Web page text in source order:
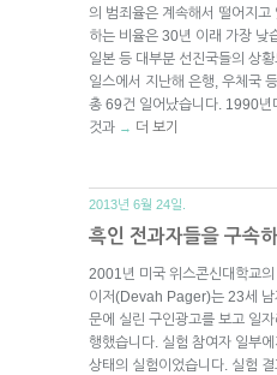
의 범죄율은 계속해서 떨어지
하는 비율은 30년 이래 가장 낮
일본 등 대부분 선진국들의 상
일스에서 지난해 은행, 우체국
총 69건 일어났습니다. 1990년
것과 → 더 보기
2013년 6월 24일.
흑인 전과자들을 구속
2001년 미국 위스콘신대학교
이저(Devah Pager)는 23세 남
문에 실린 구인광고를 보고 일
행했습니다. 실험 참여자 일부
상태의 실험이었습니다. 실험